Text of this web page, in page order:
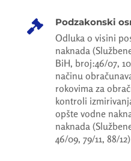
 Podzakonski
Odluka o visini
naknada
BiH, broj:46/07,
načinu
rokovima za
kontroli
opšte vodne
naknada
46/09, 79/11, 88/12)